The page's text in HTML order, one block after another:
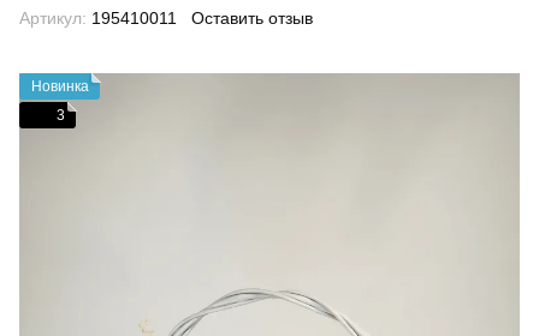
Артикул: 195410011 Оставить отзыв
Новинка
3